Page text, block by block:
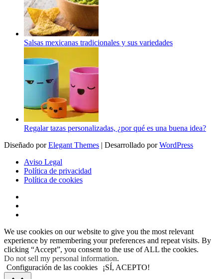
Salsas mexicanas tradicionales y sus variedades
Regalar tazas personalizadas, ¿por qué es una buena idea?
Diseñado porElegant Themes | Desarrollado porWordPress
Aviso Legal
Política de privacidad
Política de cookies
We use cookies on our website to give you the most relevant
experience by remembering your preferences and repeat visits. By
clicking “Accept”, you consent to the use of ALL the cookies.
Do not sell my personal information.
Configuración de las cookies
¡SÍ, ACEPTO!